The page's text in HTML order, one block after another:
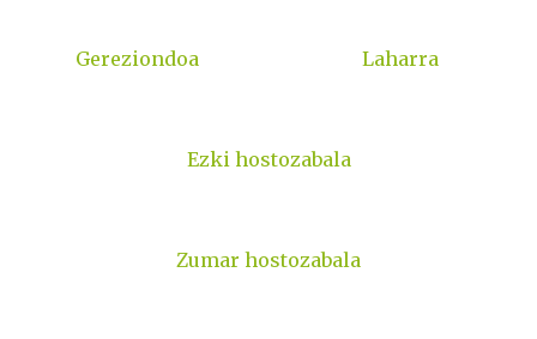
Gereziondoa Laharra
Ezki hostozabala
Zumar hostozabala